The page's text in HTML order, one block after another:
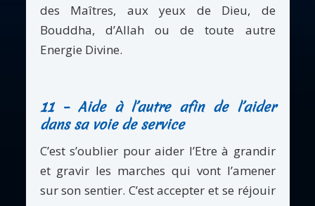
des Maîtres, aux yeux de Dieu, de
Bouddha, d’Allah ou de toute autre
Energie Divine.
11 – Aide à l’autre afin de l’aider
dans sa voie de service
C’est s’oublier pour aider l’Etre à grandir
et gravir les marches qui vont l’amener
sur son sentier. C’est accepter et se réjouir